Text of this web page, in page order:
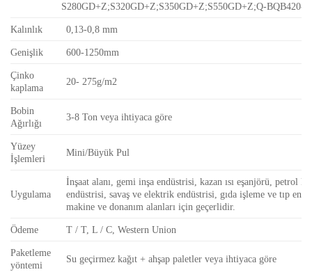
S280GD+Z;S320GD+Z;S350GD+Z;S550GD+Z;Q-BQB420-
Kalınlık 0,13-0,8 mm
Genişlik 600-1250mm
Çinko
kaplama
20- 275g/m2
Bobin
Ağırlığı
3-8 Ton veya ihtiyaca göre
Yüzey
İşlemleri
Mini/Büyük Pul
Uygulama
İnşaat alanı, gemi inşa endüstrisi, kazan ısı eşanjörü, petrol
endüstrisi, savaş ve elektrik endüstrisi, gıda işleme ve tıp
makine ve donanım alanları için geçerlidir.
Ödeme T / T, L / C, Western Union
Paketleme
yöntemi
Su geçirmez kağıt + ahşap paletler veya ihtiyaca göre